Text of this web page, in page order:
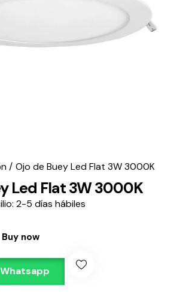
Ojo de Buey Led Flat 3W 3000K
Led Flat 3W 3000K
2-5 días hábiles
Buy now